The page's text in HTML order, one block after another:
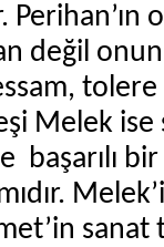
Perihan’ın
değil
Melek
başarılı